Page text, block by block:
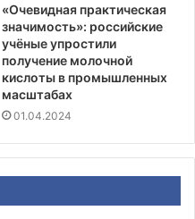
«Очевидная практическая
значимость»: российские
учёные упростили
получение молочной
кислоты в промышленных
масштабах
01.04.2024